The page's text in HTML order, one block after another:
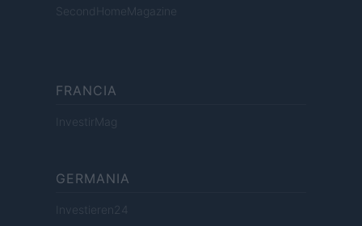
SecondHomeMagazine
FRANCIA
InvestirMag
GERMANIA
Investieren24